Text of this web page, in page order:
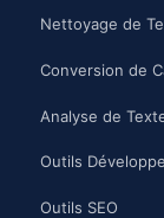
Nettoyage de
Conversion de
Analyse de
Outils
Outils SEO